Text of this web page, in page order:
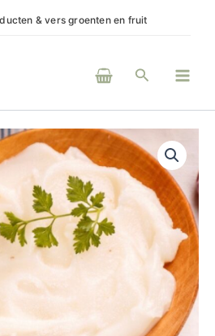
& vers groenten en fruit
Zoeken